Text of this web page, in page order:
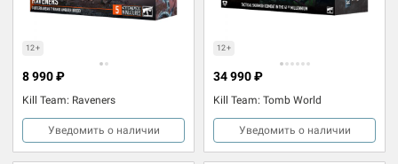
12+
Kill Team: Raveners
8 990 ₽
Уведомить о наличии
12+
Kill Team: Tomb World
34 990 ₽
Уведомить о наличии